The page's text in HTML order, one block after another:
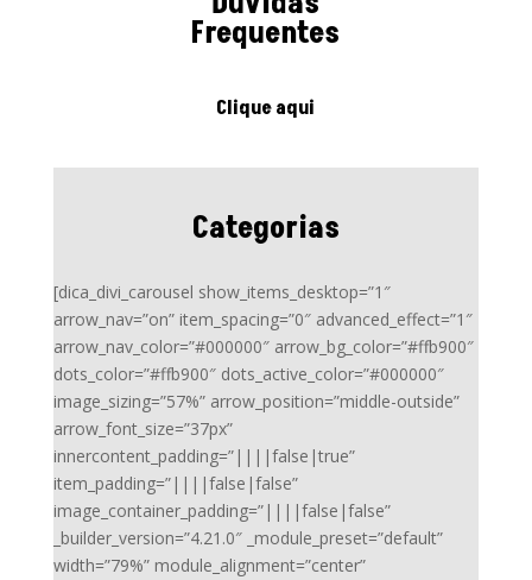
Frequentes
Clique aqui
Categorias
[dica_divi_carousel show_items_desktop=”1″
arrow_nav=”on” item_spacing=”0″ advanced_effect=”1″
arrow_nav_color=”#000000″ arrow_bg_color=”#ffb900″
dots_color=”#ffb900″ dots_active_color=”#000000″
image_sizing=”57%” arrow_position=”middle-outside”
arrow_font_size=”37px”
innercontent_padding=”||||false|true”
item_padding=”||||false|false”
image_container_padding=”||||false|false”
_builder_version=”4.21.0″ _module_preset=”default”
width=”79%” module_alignment=”center”